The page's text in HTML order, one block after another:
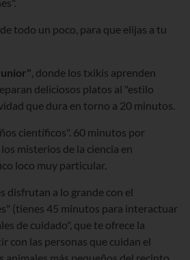
todo un poco, para que elijas a tu
, donde los txikis aprenden
deliciosos platos al "estilo
que dura en torno a 20 minutos.
científicos". 60 minutos por
misterios de la ciencia en
loco muy particular.
disfrutan a lo grande con el
(tienes 45 minutos para interactuar
de cuidado", que te ofrece la
con las personas que cuidan el